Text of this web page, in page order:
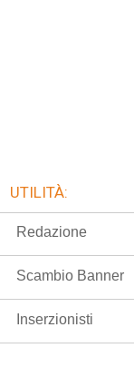
UTILITÀ:
Redazione
Scambio Banner
Inserzionisti